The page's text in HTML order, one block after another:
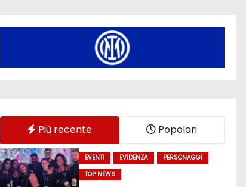
Più recente Popolari
EVENTI EVIDENZA
PERSONAGGI
TOP NEWS